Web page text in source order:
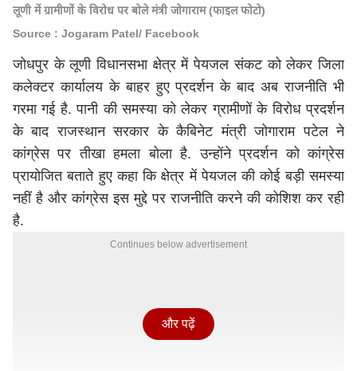
लूणी में ग्रामीणों के विरोध पर बोले मंत्री जोगाराम (फाइल फोटो)
Source : Jogaram Patel / Facebook
जोधपुर के लूणी विधानसभा क्षेत्र में पेयजल संकट को लेकर जिला
कलेक्टर कार्यालय के बाहर हुए प्रदर्शन के बाद अब राजनीति भी
गरमा गई है. पानी की समस्या को लेकर ग्रामीणों के विरोध प्रदर्शन
के बाद राजस्थान सरकार के कैबिनेट मंत्री जोगाराम पटेल ने
कांग्रेस पर तीखा हमला बोला है. उन्होंने प्रदर्शन को कांग्रेस
प्रायोजित बताते हुए कहा कि क्षेत्र में पेयजल की कोई बड़ी समस्या
नहीं है और कांग्रेस इस मुद्दे पर राजनीति करने की कोशिश कर रही
है.
Continues below advertisement
और पढ़ें